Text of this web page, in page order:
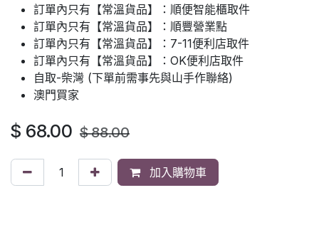
訂單內只有【常溫貨品】：順便智能櫃取件
訂單內只有【常溫貨品】：順豐營業點
訂單內只有【常溫貨品】：7-11便利店取件
訂單內只有【常溫貨品】：OK便利店取件
自取-柴灣 (下單前需事先與山手作聯絡)
澳門買家
$ 68.00 $88.00
加入購物車